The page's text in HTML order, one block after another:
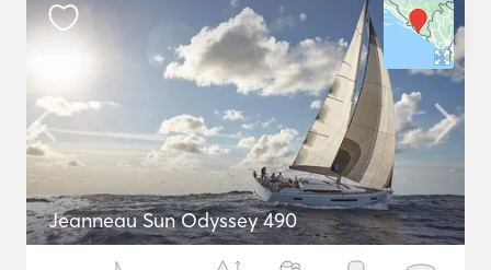
Jeanneau Sun Odyssey 490